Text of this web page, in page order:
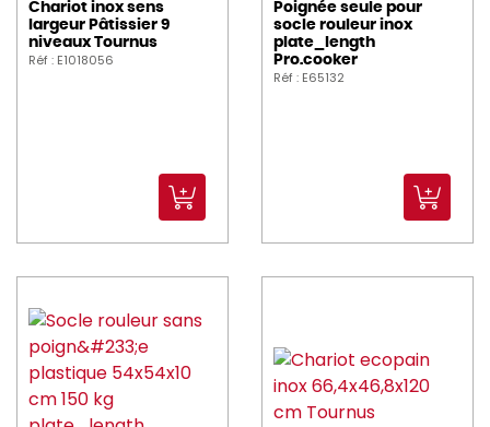
Chariot inox sens
largeur Pâtissier 9
niveaux Tournus
Réf : E1018056
Poignée seule pour
socle rouleur inox
plate_length
Pro.cooker
Réf : E65132